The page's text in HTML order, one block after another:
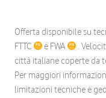
Offerta disponibile su
FTTC
e FWA
.
città italiane coperte da
Per maggiori
limitazioni tecniche e